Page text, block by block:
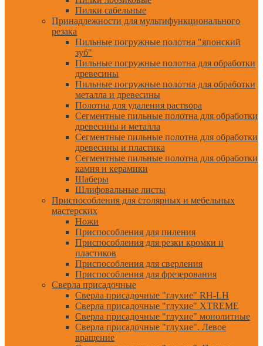
Пилки сабельные
Принадлежности для мультифункционального
резака
Пильные погружные полотна "японский
зуб"
Пильные погружные полотна для обработки
древесины
Пильные погружные полотна для обработки
металла и древесины
Полотна для удаления раствора
Сегментные пильные полотна для обработки
древесины и металла
Сегментные пильные полотна для обработки
древесины и пластика
Сегментные пильные полотна для обработки
камня и керамики
Шаберы
Шлифовальные листы
Приспособления для столярных и мебельных
мастерских
Ножи
Приспособления для пиления
Приспособления для резки кромки и
пластиков
Приспособления для сверления
Приспособления для фрезерования
Сверла присадочные
Сверла присадочные "глухие" RH-LH
Сверла присадочные "глухие" XTREME
Сверла присадочные "глухие" монолитные
Сверла присадочные "глухие". Левое
вращение